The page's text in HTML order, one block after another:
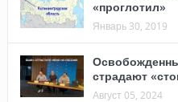
«проглотил»
Январь 30, 2019
страдают
Август 05, 2024